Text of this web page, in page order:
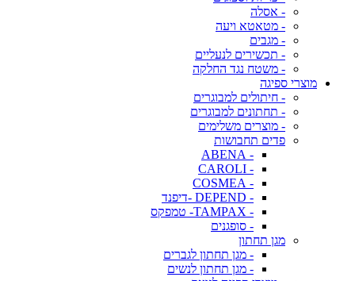
- אסלה
- מטאטא ויעה
- מגבים
- תכשירים לנעליים
- משטח נגד החלקה
מוצרי ספיגה
- חיתולים למבוגרים
- תחתונים למבוגרים
- מוצרים משלימים
פדים תחבושות
- ABENA
- CAROLI
- COSMEA
- DEPEND -דיפנד
- TAMPAX- טמפקס
- סופגנים
מגן תחתון
- מגן תחתון לגברים
- מגן תחתון לנשים